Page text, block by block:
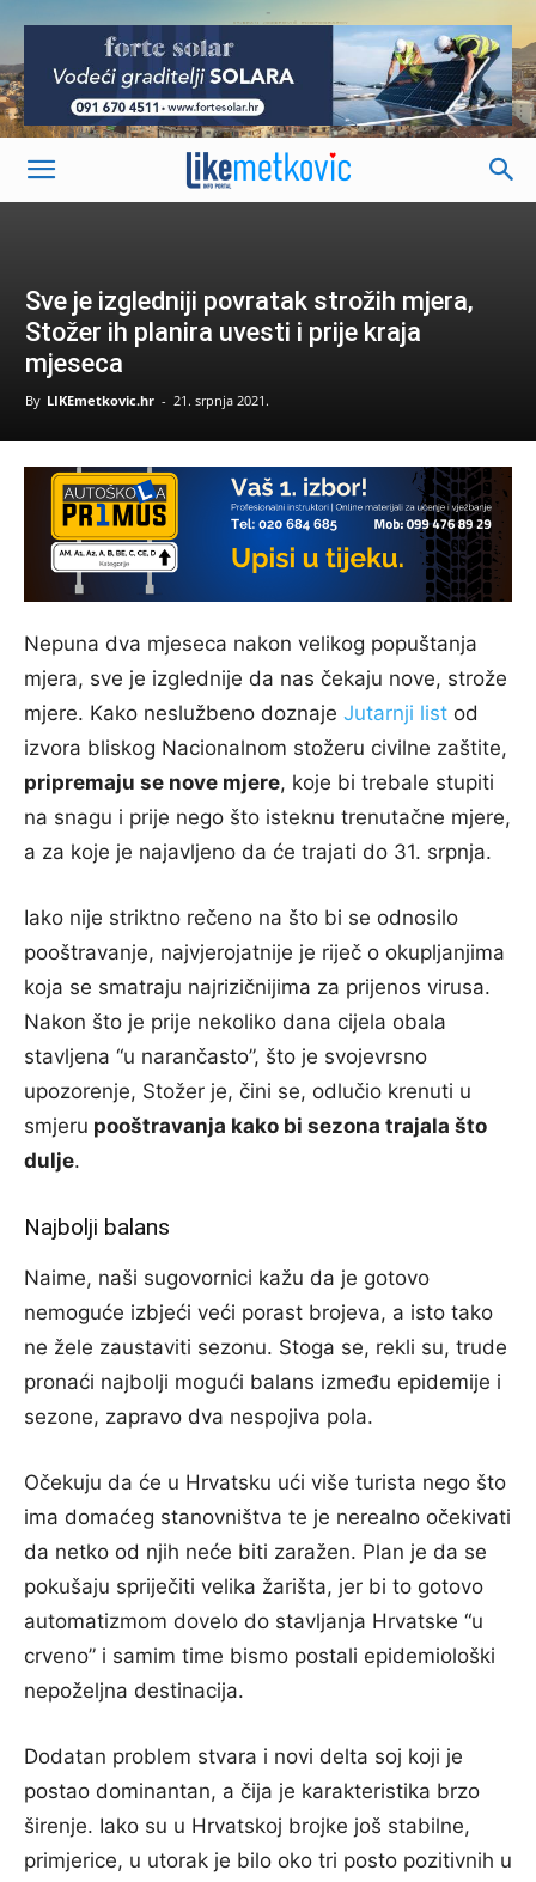
-
Sve je izgledniji povratak strožih mjera,
Stožer ih planira uvesti i prije kraja
mjeseca
By LIKEmetkovic.hr - 21. srpnja 2021.
Nepuna dva mjeseca nakon velikog popuštanja
mjera, sve je izglednije da nas čekaju nove, strože
mjere. Kako neslužbeno doznaje Jutarnji list od
izvora bliskog Nacionalnom stožeru civilne zaštite,
pripremaju se nove mjere, koje bi trebale stupiti
na snagu i prije nego što isteknu trenutačne mjere,
a za koje je najavljeno da će trajati do 31. srpnja.
Iako nije striktno rečeno na što bi se odnosilo
pooštravanje, najvjerojatnije je riječ o okupljanjima
koja se smatraju najrizičnijima za prijenos virusa.
Nakon što je prije nekoliko dana cijela obala
stavljena “u narančasto”, što je svojevrsno
upozorenje, Stožer je, čini se, odlučio krenuti u
smjeru pooštravanja kako bi sezona trajala što
dulje.
Najbolji balans
Naime, naši sugovornici kažu da je gotovo
nemoguće izbjeći veći porast brojeva, a isto tako
ne žele zaustaviti sezonu. Stoga se, rekli su, trude
pronaći najbolji mogući balans između epidemije i
sezone, zapravo dva nespojiva pola.
Očekuju da će u Hrvatsku ući više turista nego što
ima domaćeg stanovništva te je nerealno očekivati
da netko od njih neće biti zaražen. Plan je da se
pokušaju spriječiti velika žarišta, jer bi to gotovo
automatizmom dovelo do stavljanja Hrvatske “u
crveno” i samim time bismo postali epidemiološki
nepoželjna destinacija.
Dodatan problem stvara i novi delta soj koji je
postao dominantan, a čija je karakteristika brzo
širenje. Iako su u Hrvatskoj brojke još stabilne,
primjerice, u utorak je bilo oko tri posto pozitivnih u